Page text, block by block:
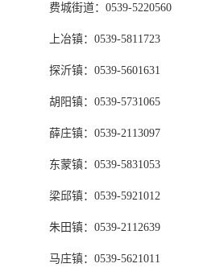
费城街道：0539-5220560
上冶镇：0539-5811723
探沂镇：0539-5601631
胡阳镇：0539-5731065
薛庄镇：0539-2113097
东蒙镇：0539-5831053
梁邱镇：0539-5921012
朱田镇：0539-2112639
马庄镇：0539-5621011